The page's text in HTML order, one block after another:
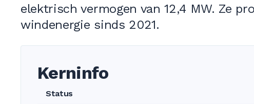
elektrisch vermogen van12,4 MW. Ze
windenergie sinds 2021.
Kerninfo
Status